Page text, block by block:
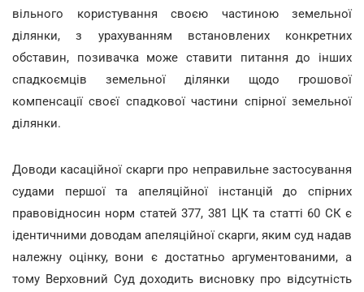
вільного користування своєю частиною земельної
ділянки, з урахуванням встановлених конкретних
обставин, позивачка може ставити питання до інших
спадкоємців земельної ділянки щодо грошової
компенсації своєї спадкової частини спірної земельної
ділянки.
Доводи касаційної скарги про неправильне застосування
судами першої та апеляційної інстанцій до спірних
правовідносин норм статей 377, 381 ЦК та статті 60 СК є
ідентичними доводам апеляційної скарги, яким суд надав
належну оцінку, вони є достатньо аргументованими, а
тому Верховний Суд доходить висновку про відсутність